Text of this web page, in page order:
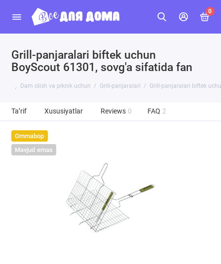
0
Grill-panjaralari biftek uchun
BoyScout 61301, sovg'a sifatida fan
Dam olish va piknik uchun Grill-panjaralari Grill-panjaralari biftek
Ta’rif Xususiyatlar Reviews 0 FAQ 2
Ommabop
Mavjud emas